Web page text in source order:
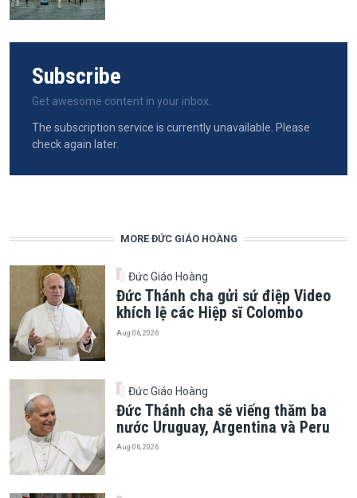
Subscribe
Get awesome content in your inbox.
The subscription service is currently unavailable. Please
check again later.
MORE ĐỨC GIÁO HOÀNG
Đức Giáo Hoàng
Đức Thánh cha gửi sứ điệp Video
khích lệ các Hiệp sĩ Colombo
Aug 06, 2026
Đức Giáo Hoàng
Đức Thánh cha sẽ viếng thăm ba
nước Uruguay, Argentina và Peru
Aug 06, 2026